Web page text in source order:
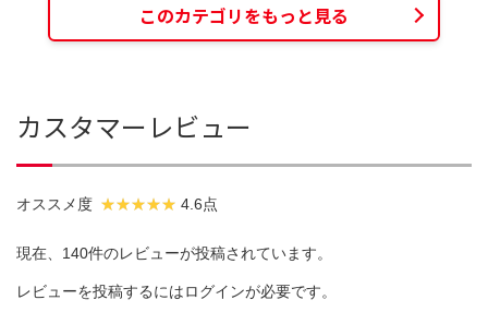
このカテゴリをもっと見る
カスタマーレビュー
オススメ度 4.6点
現在、140件のレビューが投稿されています。
レビューを投稿するにはログインが必要です。